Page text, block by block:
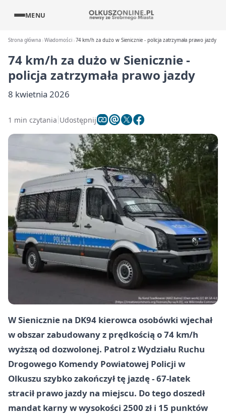
MENU
Strona główna Wiadomości 74 km/h za dużo w Sienicznie - policja zatrzymała prawo jazdy
74 km/h za dużo w Sienicznie -
policja zatrzymała prawo jazdy
8 kwietnia 2026
1 min czytania Udostępnij
W Sienicznie na DK94 kierowca osobówki wjechał
w obszar zabudowany z prędkością o 74 km/h
wyższą od dozwolonej. Patrol z Wydziału Ruchu
Drogowego Komendy Powiatowej Policji w
Olkuszu szybko zakończył tę jazdę - 67-latek
stracił prawo jazdy na miejscu. Do tego doszedł
mandat karnyw wysokości 2500 zł i 15 punktów